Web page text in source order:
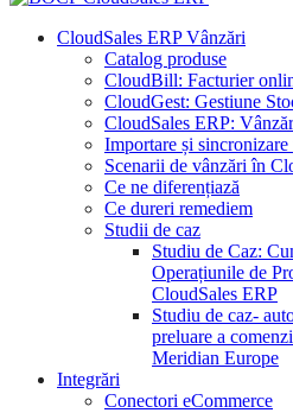
CloudSales ERP Vânzări
Catalog produse
CloudBill: Facturier
CloudGest: Gestiune
CloudSales ERP:
Importare și sincronizare
Scenarii de vânzări în
Ce ne diferențiază
Ce dureri remediem
Studii de caz
Studiu de Caz:
Operațiunile de
CloudSales ERP
Studiu de caz-
preluare a
Meridian Europe
Integrări
Conectori eCommerce